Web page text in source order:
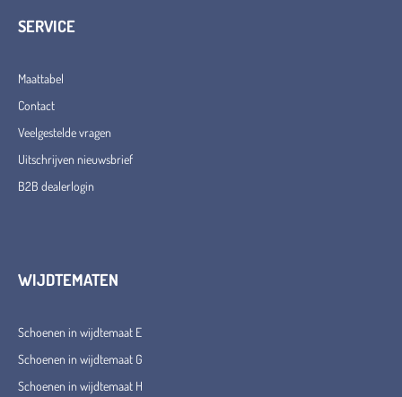
SERVICE
Maattabel
Contact
Veelgestelde vragen
Uitschrijven nieuwsbrief
B2B dealerlogin
WIJDTEMATEN
Schoenen in wijdtemaat E
Schoenen in wijdtemaat G
Schoenen in wijdtemaat H